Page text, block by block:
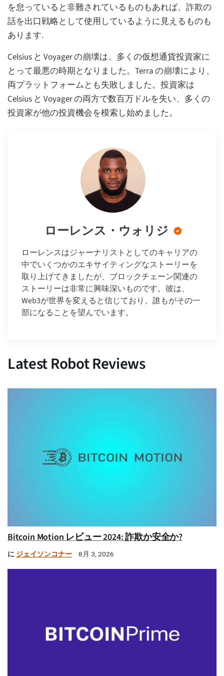
を怠っていると非難されているものもあれば、詐欺の
話を出口戦略として使用しているように見えるものも
あります.
Celsius と Voyager の崩壊は、多くの仮想通貨投資家に
とって最悪の時期となりました。Terra の崩壊により、
両プラットフォームとも失敗しました。投資家は
Celsius と Voyager の両方で数百万ドルを失い、多くの
投資家が他の投資機会を模索し始めました。
ローレンス・ウォリジ
ローレンスはジャーナリストとしてのキャリアの
中でいくつかのエキサイティングなストーリーを
取り上げてきましたが、ブロックチェーン関連の
ストーリーは非常に興味深いものです。彼は、
Web3が世界を変えると信じており、誰もがその一
部になることを望んでいます。
Latest Robot Reviews
Bitcoin Motion レビュー 2024: 詐欺か安全か?
に ジェイソンコナー 8月 3, 2026